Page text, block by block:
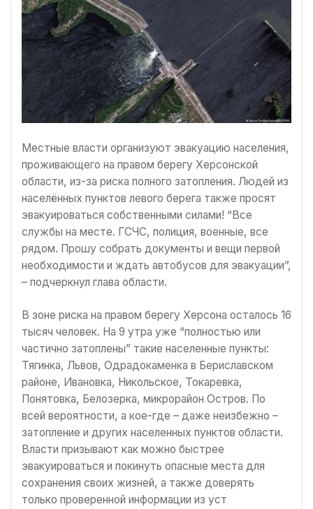
Местные власти организуют эвакуацию населения,
проживающего на правом берегу Херсонской
области, из-за риска полного затопления. Людей из
населённых пунктов левого берега также просят
эвакуироваться собственными силами! “Все
службы на месте. ГСЧС, полиция, военные, все
рядом. Прошу собрать документы и вещи первой
необходимости и ждать автобусов для эвакуации”,
– подчеркнул глава области.
В зоне риска на правом берегу Херсона осталось 16
тысяч человек. На 9 утра уже “полностью или
частично затоплены” такие населенные пункты:
Тягинка, Львов, Одрадокаменка в Бериславском
районе, Ивановка, Никольское, Токаревка,
Понятовка, Белозерка, микрорайон Остров. По
всей вероятности, а кое-где – даже неизбежно –
затопление и других населенных пунктов области.
Власти призывают как можно быстрее
эвакуироваться и покинуть опасные места для
сохранения своих жизней, а также доверять
только проверенной информации из уст